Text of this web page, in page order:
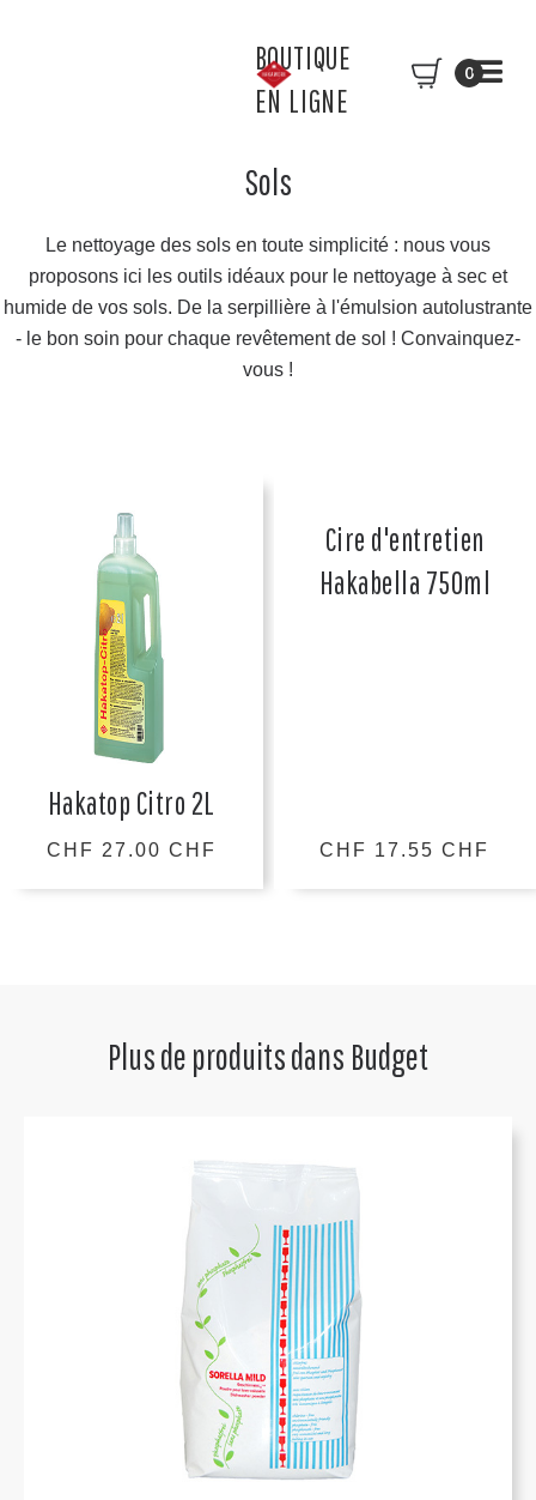
BOUTIQUE
EN LIGNE
0
Sols
Le nettoyage des sols en toute simplicité : nous vous
proposons ici les outils idéaux pour le nettoyage à sec et
humide de vos sols. De la serpillière à l'émulsion autolustrante
- le bon soin pour chaque revêtement de sol ! Convainquez-
vous !
Hakatop Citro 2L
CHF 27.00 CHF
Cire d'entretien
Hakabella 750ml
CHF 17.55 CHF
Plus de produits dans Budget